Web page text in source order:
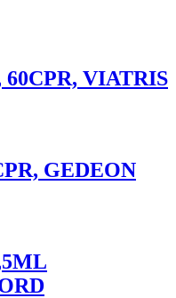
VIATRIS
GEDEON